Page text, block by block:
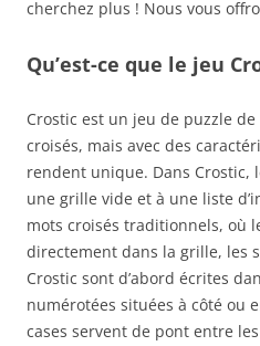
cherchez plus ! Nous vous
Qu’est-ce que le jeu
Crostic est un jeu de puzzle
croisés, mais avec des
rendent unique. Dans Crostic,
une grille vide et à une liste
mots croisés traditionnels, où
directement dans la grille, les
Crostic sont d’abord écrites
numérotées situées à côté ou
cases servent de pont entre